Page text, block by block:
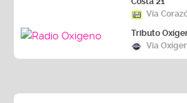
Vía
Tributo
Vía